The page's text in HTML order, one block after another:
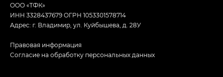
ООО «ТФК»
ИНН 3328437679ОГРН 1053301578714
Адрес: г. Владимир, ул. Куйбышева, д. 28У
Правовая информация
Согласие на обработку персональных данных